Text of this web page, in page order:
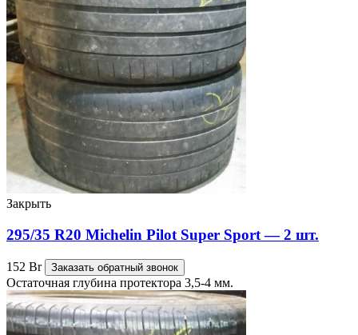
Закрыть
295/35 R20 Michelin Pilot Super Sport — 2 шт.
152 Br Заказать обратный звонок
Остаточная глубина протектора 3,5-4 мм.